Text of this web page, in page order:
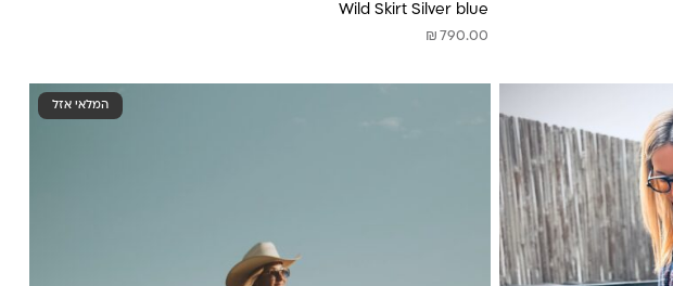
Wild Skirt Silver blue
₪ 790.00
המלאי אזל